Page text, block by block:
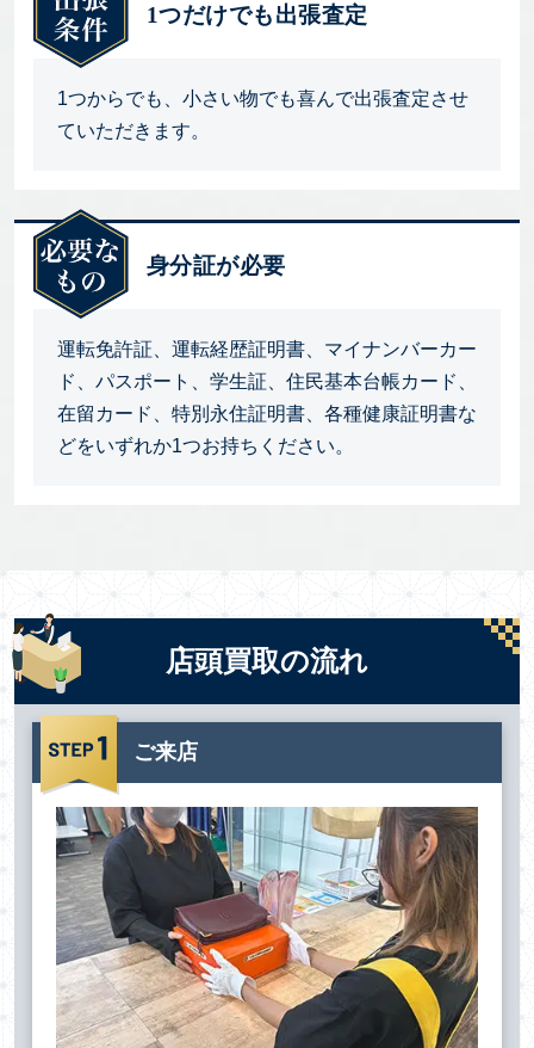
1つだけでも出張査定
1つからでも、小さい物でも喜んで出張査定させ
ていただきます。
身分証が必要
運転免許証、運転経歴証明書、マイナンバーカー
ド、パスポート、学生証、住民基本台帳カード、
在留カード、特別永住証明書、各種健康証明書な
どをいずれか1つお持ちください。
店頭買取の流れ
ご来店